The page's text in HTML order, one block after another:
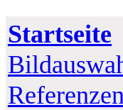
Startseite
Referenzen